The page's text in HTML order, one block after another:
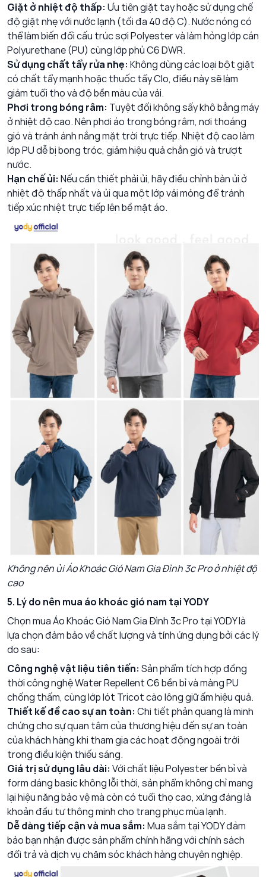
Giặt ở nhiệt độ thấp: Ưu tiên giặt tay hoặc sử dụng chế
độ giặt nhẹ với nước lạnh (tối đa 40 độ C). Nước nóng có
thể làm biến đổi cấu trúc sợi Polyester và làm hỏng lớp cán
Polyurethane (PU) cùng lớp phủ C6 DWR.
Sử dụng chất tẩy rửa nhẹ: Không dùng các loại bột giặt
có chất tẩy mạnh hoặc thuốc tẩy Clo, điều này sẽ làm
giảm tuổi thọ và độ bền màu của vải.
Phơi trong bóng râm: Tuyệt đối không sấy khô bằng máy
ở nhiệt độ cao. Nên phơi áo trong bóng râm, nơi thoáng
gió và tránh ánh nắng mặt trời trực tiếp. Nhiệt độ cao làm
lớp PU dễ bị bong tróc, giảm hiệu quả chắn gió và trượt
nước.
Hạn chế ủi: Nếu cần thiết phải ủi, hãy điều chỉnh bàn ủi ở
nhiệt độ thấp nhất và ủi qua một lớp vải mỏng để tránh
tiếp xúc nhiệt trực tiếp lên bề mặt áo.
Không nên ủi Áo Khoác Gió Nam Gia Đình 3c Pro ở nhiệt độ
cao
5. Lý do nên mua áo khoác gió nam tại YODY
Chọn muaÁo Khoác Gió Nam Gia Đình 3c Pro tại YODY là
lựa chọn đảm bảo về chất lượng và tính ứng dụng bởi các lý
do sau:
Công nghệ vật liệu tiên tiến: Sản phẩm tích hợp đồng
thời công nghệ Water Repellent C6 bền bỉ và màng PU
chống thấm, cùng lớp lót Tricot cào lông giữ ấm hiệu quả.
Thiết kế đề cao sự an toàn: Chi tiết phản quang là minh
chứng cho sự quan tâm của thương hiệu đến sự an toàn
của khách hàng khi tham gia các hoạt động ngoài trời
trong điều kiện thiếu sáng.
Giá trị sử dụng lâu dài: Với chất liệu Polyester bền bỉ và
form dáng basic không lỗi thời, sản phẩm không chỉ mang
lại hiệu năng bảo vệ mà còn có tuổi thọ cao, xứng đáng là
khoản đầu tư thông minh cho trang phục mùa lạnh.
Dễ dàng tiếp cận và mua sắm: Mua sắm tại YODY đảm
bảo bạn nhận được sản phẩm chính hãng với chính sách
đổi trả và dịch vụ chăm sóc khách hàng chuyên nghiệp.